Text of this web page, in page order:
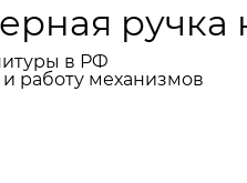
ручка
в РФ
и работу механизмов